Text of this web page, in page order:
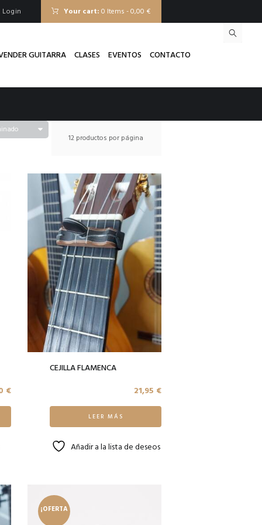
Login Your cart: 0 Items -0,00 €
GUITARRA CLASES EVENTOS CONTACTO
€
CEJILLA FLAMENCA
21,95 €
LEER MÁS
Añadir a la lista de deseos
¡OFERTA